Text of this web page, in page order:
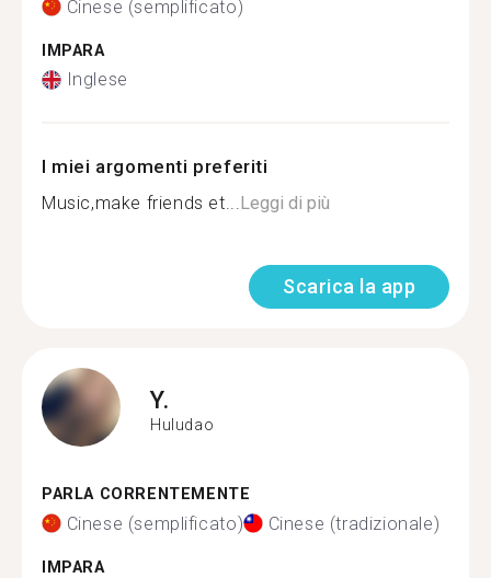
Cinese (semplificato)
IMPARA
Inglese
I miei argomenti preferiti
Music,make friends et...Leggi di più
Scarica la app
Y.
Huludao
PARLA CORRENTEMENTE
Cinese (semplificato) Cinese (tradizionale)
IMPARA